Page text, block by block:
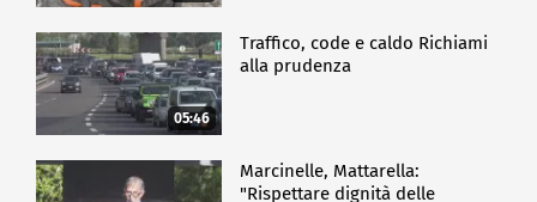
05:46
Traffico, code e caldo Richiami
alla prudenza
Marcinelle, Mattarella:
"Rispettare dignità delle